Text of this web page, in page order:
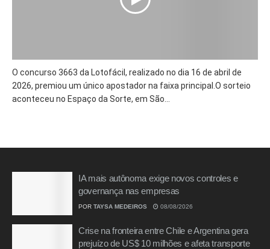
O concurso 3663 da Lotofácil, realizado no dia 16 de abril de
2026, premiou um único apostador na faixa principal.O sorteio
aconteceu no Espaço da Sorte, em São...
IA mais autônoma exige novos controles e
governança nas empresas
POR TAYSA MEDEIROS 08/08/2026
Crise na fronteira entre Chile e Argentina gera
prejuízo de US$ 10 milhões e afeta transporte